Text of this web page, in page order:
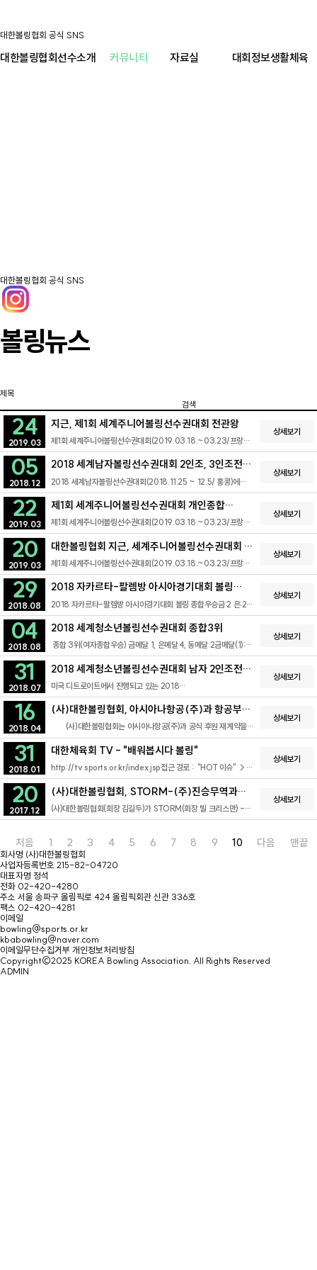
대한볼링협회 공식 SNS
대한볼링협회선수소개 커뮤니티 자료실 대회정보생활체육
대한볼링협회 공식 SNS
볼링뉴스
검색
24
2019.03
지근, 제1회 세계주니어볼링선수권대회 전관왕
제1회 세계주니어볼링선수권대회(2019.03.18.~03.23/프랑스
파리)에서 볼링 유망주 지근(충북 금천고) 선수가 전관왕을
차지했다. 대회 마지막날인 23일(현지시각) 프랑스 파리에 위치한
유도홀에 특설된 레인에서 우리나라 선수들은 남자 2인조전
결승에서 미국을 만나 534대 502로 이기고 금메달을 목에 걸었다.
이어진 여자 2인조전 결승에서는 미국에게 478대 452점으로
아쉽게 패하며 은메달에 그쳤다. 남자 마스터즈 결승에선 지근
금메달을 차지했다. 여자 마스터즈 경기는 우리나라 선수들끼리
결승전을 치뤘다. 첫 게임을 264대 223점으로 정영선(한국체대)
선수에게 내준 홍소리(부평구청)선수는 이어진 두 판을 모두 이기며
금메달을 획득했고 정영선 선수는 은메달을 목에 걸었다.
4인조전에서도 우리나라 선수들은 멕시코를 맞아 두 판을 연속으로
우리나라 주니어대표팀은 25일 인천국제공항을 통해 귀국한다.
상세보기
05
2018.12
2018 세계남자볼링선수권대회 2인조, 3인조전
동메달
2018 세계남자볼링선수권대회(2018.11.25 ~ 12.5/ 홍콩)에
참가중인 우리나라 선수들이 2인조전(김경민, 박종우), 3인조전
(구성회, 김경민, 박종우)에서 각각 동메달을 획득했다.현재까지
동메달 2개로 종합 6위에 랭크되어 있다.개인종합 성적 상위
24위까지 마스터즈는 5위 구성회(부산광역시청), 8위 김경민
(인천교통공사) 선수가 진출하였다.
상세보기
22
2019.03
제1회 세계주니어볼링선수권대회 개인종합
싹쓸이!
제1회 세계주니어볼링선수권대회(2019.03.18.~03.23/프랑스
파리)에서 우리나라 지근(충북 금천고), 홍소리(부평구청) 선수는
남녀 개인종합에서 각각 금메달을 획득했다. 박동혁(경기 광남고)은
동메달을 더했다. 개인종합은 개인전, 2인조전, 4인조전의 개인
점수 합산으로 순위를 결정하는 종목이다. 우리나라는 남녀 모두
2인조전 결승, 남녀 혼합 팀전 준결승에 진출해 있는 상태다. 지근
(충북 금천고)은 개인전에 이어 개인종합에서 금메달을 추가해 대회
선수들은 내일 열리는 4인조전 준결승과 마스터즈 예선, 준결승에서
좋은 성적을 기대한다.
상세보기
20
2019.03
대한볼링협회 지근, 세계주니어볼링선수권대회 첫
금메달
제1회 세계주니어볼링선수권대회(2019.03.18.~03.23/프랑스
파리)에 참가한 지근(충북 금천고) 선수가 대회의 둘째 날인 19일
남자 개인전 금메달을 획득했다. 우리나라 선수단(회장 김길두)은
남자 개인전에 박동혁(경기 광남고), 지근(충북 금천고), 여자
개인전에 정영선(한국체대), 홍소리(부평구청)이 참가하였다. 예선
A조 1위로 준결승전에 진출한 지근 선수는 준결승전에서 300점
퍼펙트게임을 기록하며 결승전에 올랐다. 결승전에서는 핀란드의
2인조 예선에서는 A조 여자 1위, 남자 2위로 경기를 종료했다. B조
경기 결과에 따라 추가 메달을 기대하고 있다.
상세보기
29
2018.08
2018 자카르타-팔렘방 아시아경기대회 볼링
종합우승
2018 자카르타-팔렘방 아시아경기대회 볼링 종합우승​금:2 은:2
동:2여자 6인조 금메달 김현미, 류서연, 백승자, 이나영, 이연지,
한 별남자 6인조 금메달 강희원, 구성회, 김종욱, 박종우, 최복음,
홍해솔여자 마스터즈 은메달 이연지, 동메달 이나영남자 마스터즈
은메달 박종우, 동메달 구성회
상세보기
04
2018.08
2018 세계청소년볼링선수권대회 종합3위
종합 ​3위(여자종합우승) 금메달 1, 은메달 4, 동메달 2​금메달(1):
이정민(마스터즈)은메달(4): 한재현(개인종합), 홍선화(개인종합),
손현지(마스터즈), 여자팀(단체전)동메달(2): 한재현(마스터즈),
지근, 한재현(2인조)
상세보기
31
2018.07
2018 세계청소년볼링선수권대회 남자 2인조전
동메달
미국 디트로이트에서 진행되고 있는 2018
세계청소년볼링선수권대회 남자 2인조전에서 지근(금천고), 한재현
(한국체대)선수가 동메달을 획득했습니다.
상세보기
16
2018.04
(사)대한볼링협회, 아시아나항공(주)과 항공부문
공식후원 재계약 채결
​(사)대한볼링협회는 아시아나항공(주)과 공식 후원 재계약을
체결하였습니다.이로써 2015년도부터 공식후원사로 협회를
지원해온 아시아나항공은 이번 계약을 통해 국가대표 /
청소년대표팀의 국제대회 참가 시 추가 수하물을 지원하게
되었습니다.대한민국 볼링 선수단을 지원해주시는 아시아나항공에
깊이 감사드립니다. 또한, 많은 볼링 가족 여러분들께 우리 협회의
공식후원사인 아시아나항공에 대해 깊은 애정과 관심을
상세보기
31
2018.01
대한체육회 TV - "배워봅시다 볼링"
http://tv.sports.or.kr/index.jsp접근 경로 : "HOT 이슈" →
"포커스 대한체육회" → 2018.01.25 7회촬영 협조 : 경희대학교
볼링팀 이재권 코치. 경북도청 장성훈 선수.많은 시청
부탁드립니다.
상세보기
20
2017.12
(사)대한볼링협회, STORM-(주)진승무역과
물품 후원계약 3년 연장
(사)대한볼링협회(회장 김길두)가 STORM(회장 빌 크리스만) -
(주)진승무역(대표 전진표)과 3년간 물품 후원계약을 연장했다.
STORM과 (주)진승무역은 지원규모를 확대하여 국가대표의
유니폼과 볼, 테크니컬 코치지원 등 후원을 연장하는 계약을
체결하였다.
상세보기
처음 1 2 3 4 5 6 7 8 9 10 다음 맨끝
회사명 (사)대한볼링협회
사업자등록번호 215-82-04720
대표자명 정석
전화 02-420-4280
주소 서울 송파구 올림픽로 424 올림픽회관 신관 336호
팩스 02-420-4281
이메일
bowling@sports.or.kr
kbabowling@naver.com
이메일무단수집거부 개인정보처리방침
Copyright©2025 KOREA Bowling Association. All Rights Reserved
ADMIN